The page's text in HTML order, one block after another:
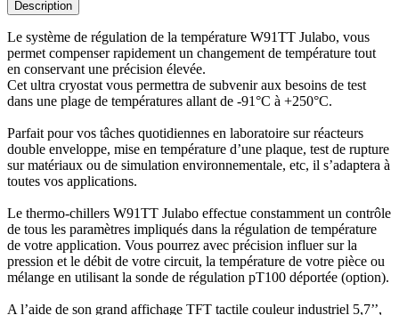
Description
Le système de régulation de la température W91TT Julabo, vous
permet compenser rapidement un changement de température tout
en conservant une précision élevée.
Cet ultra cryostat vous permettra de subvenir aux besoins de test
dans une plage de températures allant de -91°C à +250°C.
Parfait pour vos tâches quotidiennes en laboratoire sur réacteurs
double enveloppe, mise en température d’une plaque, test de rupture
sur matériaux ou de simulation environnementale, etc, il s’adaptera à
toutes vos applications.
Le thermo-chillers W91TT Julabo effectue constamment un contrôle
de tous les paramètres impliqués dans la régulation de température
de votre application. Vous pourrez avec précision influer sur la
pression et le débit de votre circuit, la température de votre pièce ou
mélange en utilisant la sonde de régulation pT100 déportée (option).
A l’aide de son grand affichage TFT tactile couleur industriel 5,7’’,